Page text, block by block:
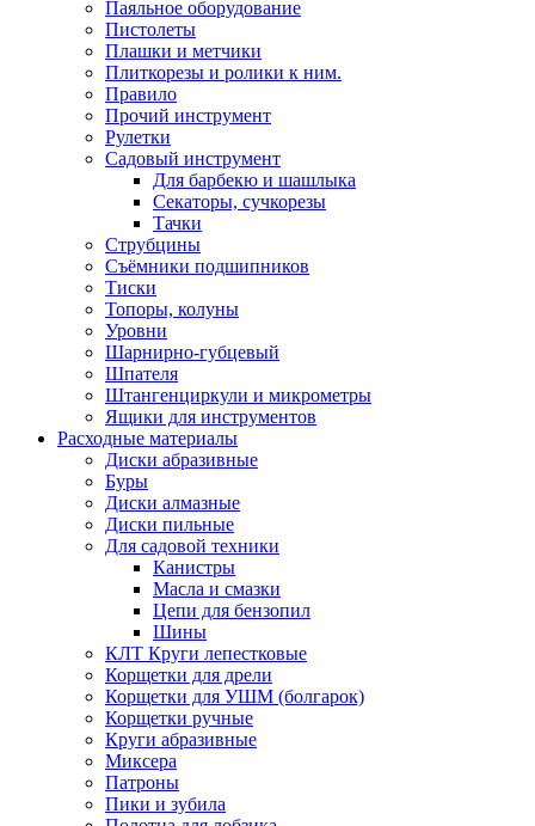
Паяльное оборудование
Пистолеты
Плашки и метчики
Плиткорезы и ролики к ним.
Правило
Прочий инструмент
Рулетки
Садовый инструмент
Для барбекю и шашлыка
Секаторы, сучкорезы
Тачки
Струбцины
Съёмники подшипников
Тиски
Топоры, колуны
Уровни
Шарнирно-губцевый
Шпателя
Штангенциркули и микрометры
Ящики для инструментов
Расходные материалы
Диски абразивные
Буры
Диски алмазные
Диски пильные
Для садовой техники
Канистры
Масла и смазки
Цепи для бензопил
Шины
КЛТ Круги лепестковые
Корщетки для дрели
Корщетки для УШМ (болгарок)
Корщетки ручные
Круги абразивные
Миксера
Патроны
Пики и зубила